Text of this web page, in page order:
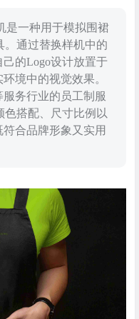
是一种用于模拟围裙
。通过替换样机中的
的Logo设计放置于
境中的视觉效果。
务行业的员工制服
色搭配、尺寸比例以
合品牌形象又实用